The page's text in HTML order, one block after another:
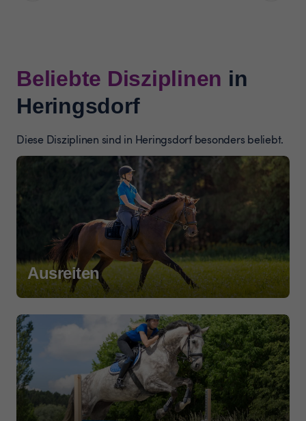
Beliebte Disziplinen in
Heringsdorf
Diese Disziplinen sind in Heringsdorf besonders beliebt.
Ausreiten